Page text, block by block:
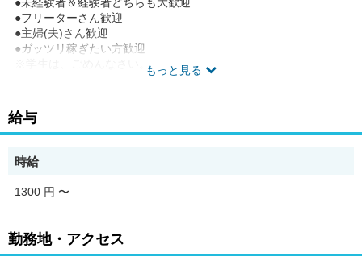
もっと見る
●フリーターさん歓迎
●主婦(夫)さん歓迎
●ガッツリ稼ぎたい方歓迎
※学生は、ごめんなさい。
20～30代STAFFが活躍中★
※外国人の方は就労VISAをお持ちの方 ※日本語能力試験がＮ2以
上の方
※詳細な勤務地につきましては、面接時にご確認をお願いいたし
***
★☆未経験でも高収入でガッツリ稼げる！★☆～週払い可能♪～
給与
時給
1300 円 〜
勤務地・アクセス